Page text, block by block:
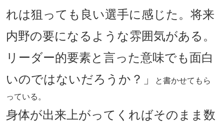
れは狙っても良い選手に感じた。将来
内野の要になるような雰囲気がある。
リーダー的要素と言った意味でも面白
いのではないだろうか？」
と書かせてもら
っている。
身体が出来上がってくればそのまま数